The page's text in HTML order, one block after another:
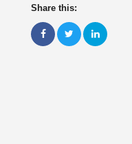
Share this: